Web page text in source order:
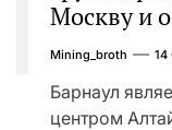
Москву и
Mining_broth 14
Барнаул
центром